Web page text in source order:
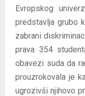
Evropskog
predstavlja grubo
zabrani
prava 354
obavezi suda da
prouzrokovala je
ugrozivši njihovo